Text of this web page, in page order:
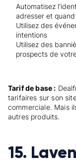
Automatisez
adresser et quand
Utilisez des
intentions
Utilisez des
prospects de
Tarif de base :
tarifaires sur son
commerciale. Mais
autres produits.
15.